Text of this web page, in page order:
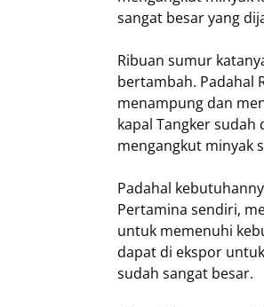
sangat besar yang
Ribuan sumur
bertambah. Padahal
menampung dan
kapal Tangker
mengangkut minyak
Padahal
Pertamina sendiri,
untuk memenuhi
dapat di ekspor
sudah sangat besar.